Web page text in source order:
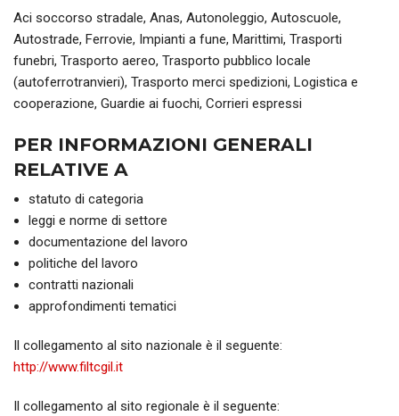
Aci soccorso stradale, Anas, Autonoleggio, Autoscuole,
Autostrade, Ferrovie, Impianti a fune, Marittimi, Trasporti
funebri, Trasporto aereo, Trasporto pubblico locale
(autoferrotranvieri), Trasporto merci spedizioni, Logistica e
cooperazione, Guardie ai fuochi, Corrieri espressi
PER INFORMAZIONI GENERALI
RELATIVE A
statuto di categoria
leggi e norme di settore
documentazione del lavoro
politiche del lavoro
contratti nazionali
approfondimenti tematici
Il collegamento al sito nazionale è il seguente:
http://www.filtcgil.it
Il collegamento al sito regionale è il seguente: